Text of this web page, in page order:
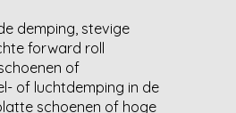
demping, stevige
forward roll
of
of luchtdemping in de
schoenen of hoge